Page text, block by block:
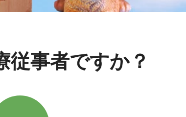
従事者ですか？